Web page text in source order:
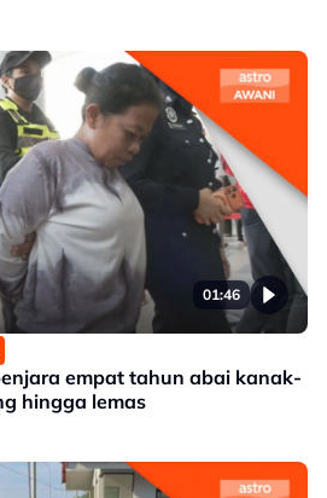
01:46
empat tahun abai kanak-
hingga lemas